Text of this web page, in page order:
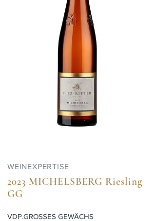
WEINEXPERTISE
2023 MICHELSBERG Riesling
GG
VDP.GROSSES GEWÄCHS